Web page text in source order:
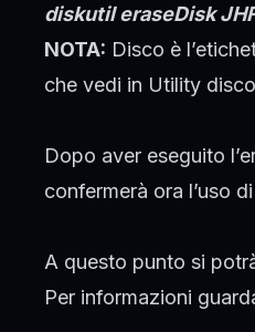
diskutil eraseDisk
NOTA: Disco è
che vedi in Utility
Dopo aver eseguito
confermerà ora l’uso di
A questo punto si
Per informazioni